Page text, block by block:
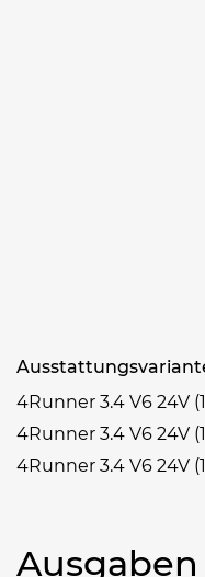
4Runner 3.4 V6 24V
4Runner 3.4 V6 24V
4Runner 3.4 V6 24V